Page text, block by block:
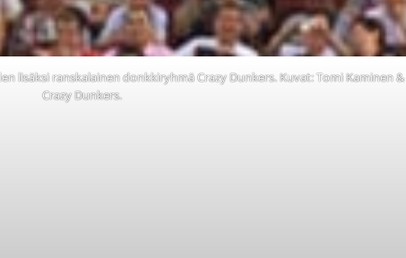
lisäksi ranskalainen donkkiryhmä Crazy Dunkers. Kuvat: Tomi Kaminen &
Crazy Dunkers.